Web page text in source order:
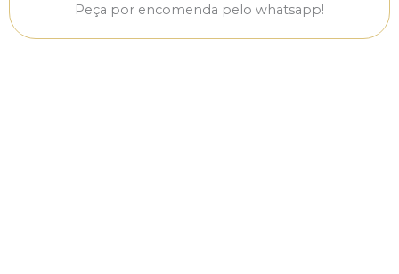
Peça por encomenda pelo whatsapp!